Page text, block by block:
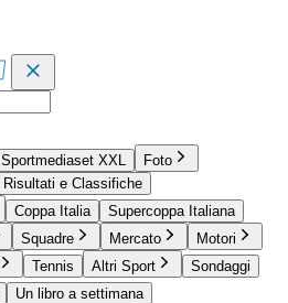
Sportmediaset XXL
Foto
Risultati e Classifiche
Coppa Italia
Supercoppa Italiana
Squadre Mercato
Motori
Tennis Altri Sport
Sondaggi
Un libro a settimana